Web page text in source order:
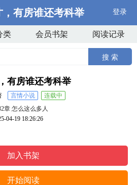
，有房谁还考科举 登录
类 会员书架 阅读记录
搜 索
有房谁还考科举
言情小说
连载中
章 怎么这么多人
04-19 18:26:26
加入书架
开始阅读